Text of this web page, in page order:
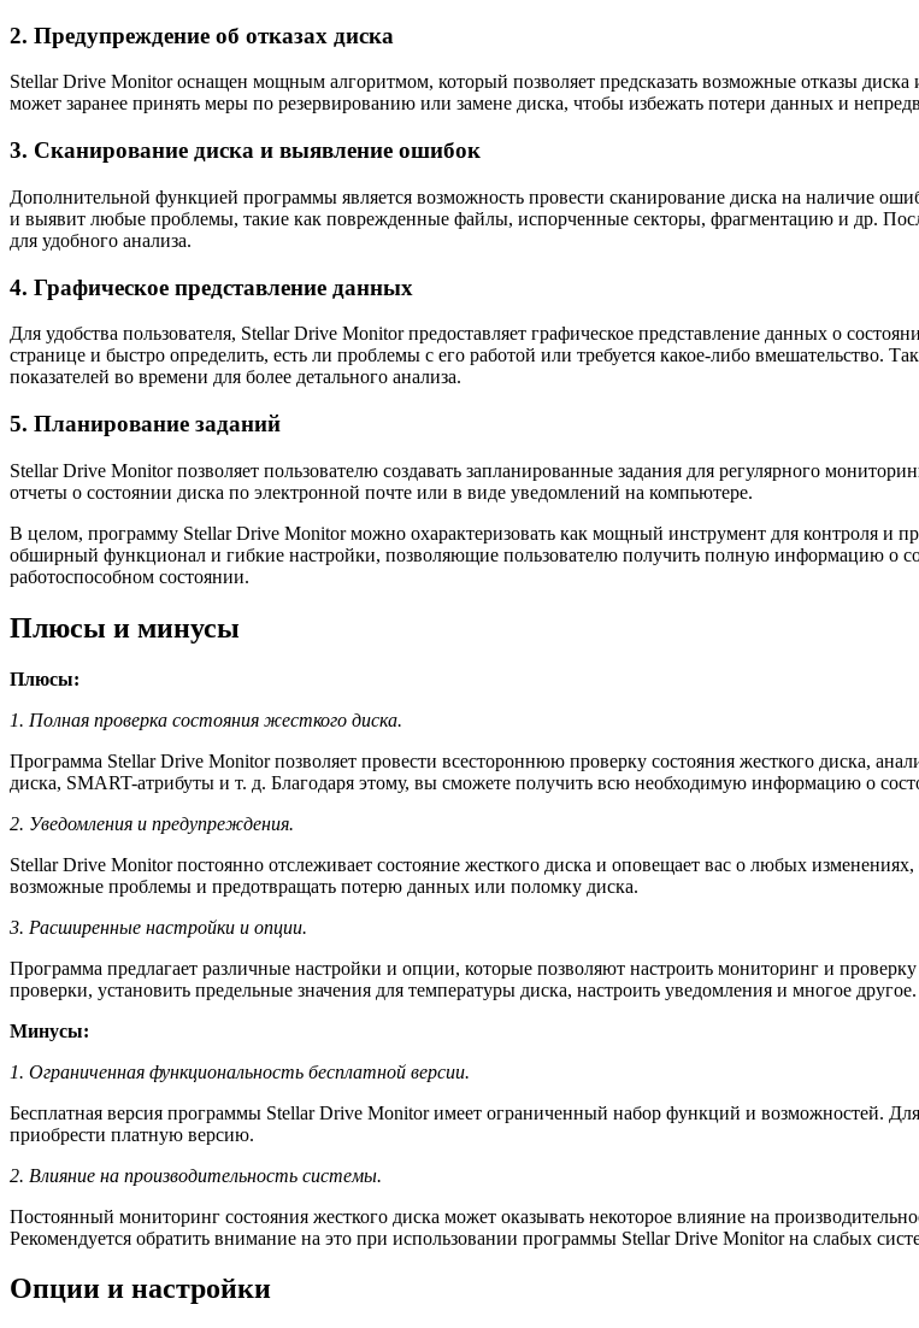
2. Предупреждение об отказах диска
Stellar Drive Monitor оснащен мощным алгоритмом, который позволяет предсказать возможные отказы диска
может заранее принять меры по резервированию или замене диска, чтобы избежать потери данных и
3. Сканирование диска и выявление ошибок
Дополнительной функцией программы является возможность провести сканирование диска на наличие
и выявит любые проблемы, такие как поврежденные файлы, испорченные секторы, фрагментацию и др.
для удобного анализа.
4. Графическое представление данных
Для удобства пользователя, Stellar Drive Monitor предоставляет графическое представление данных о
странице и быстро определить, есть ли проблемы с его работой или требуется какое-либо вмешательство.
показателей во времени для более детального анализа.
5. Планирование заданий
Stellar Drive Monitor позволяет пользователю создавать запланированные задания для регулярного
отчеты о состоянии диска по электронной почте или в виде уведомлений на компьютере.
В целом, программу Stellar Drive Monitor можно охарактеризовать как мощный инструмент для контроля и
обширный функционал и гибкие настройки, позволяющие пользователю получить полную информацию о
работоспособном состоянии.
Плюсы и минусы
Плюсы:
1. Полная проверка состояния жесткого диска.
Программа Stellar Drive Monitor позволяет провести всестороннюю проверку состояния жесткого диска,
диска, SMART-атрибуты и т. д. Благодаря этому, вы сможете получить всю необходимую информацию о
2. Уведомления и предупреждения.
Stellar Drive Monitor постоянно отслеживает состояние жесткого диска и оповещает вас о любых
возможные проблемы и предотвращать потерю данных или поломку диска.
3. Расширенные настройки и опции.
Программа предлагает различные настройки и опции, которые позволяют настроить мониторинг и
проверки, установить предельные значения для температуры диска, настроить уведомления и многое другое.
Минусы:
1. Ограниченная функциональность бесплатной версии.
Бесплатная версия программы Stellar Drive Monitor имеет ограниченный набор функций и возможностей.
приобрести платную версию.
2. Влияние на производительность системы.
Постоянный мониторинг состояния жесткого диска может оказывать некоторое влияние на
Рекомендуется обратить внимание на это при использовании программы Stellar Drive Monitor на слабых
Опции и настройки